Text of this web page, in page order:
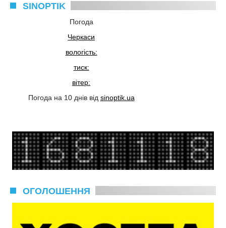
SINOPTIK
Погода
Черкаси
вологість:
тиск:
вітер:
Погода на 10 днів від sinoptik.ua
ОГОЛОШЕННЯ